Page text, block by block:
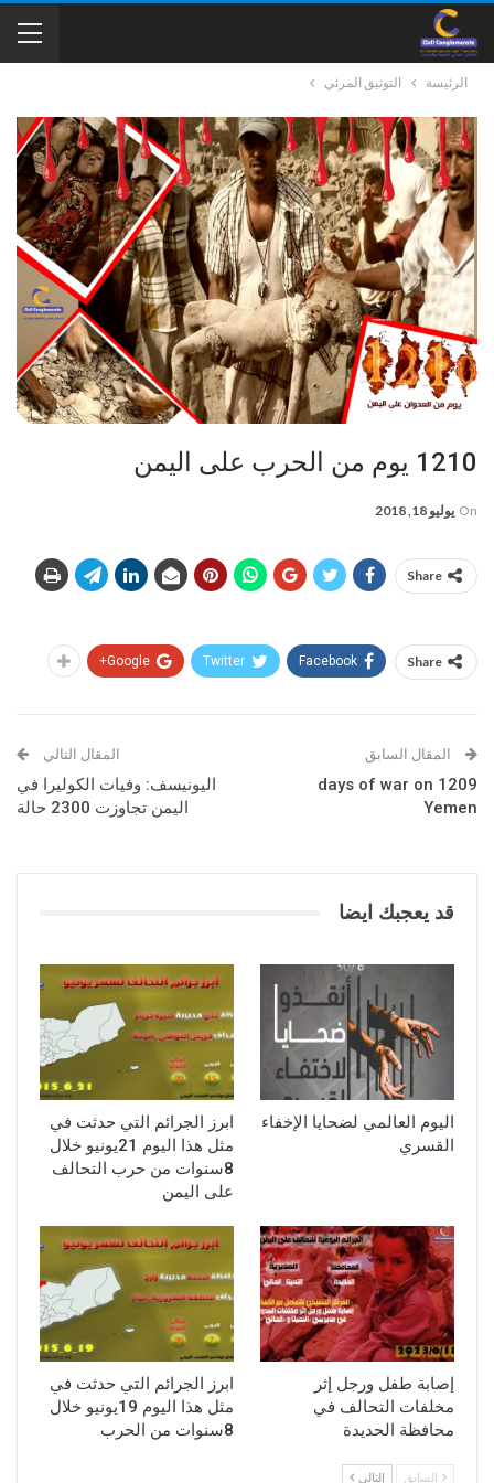
الرئيسة التوثيق المرئي
1210 يوم من الحرب على اليمن
On يوليو 18, 2018
Share
Share
Facebook
Twitter
Google+
المقال السابق
1209 days of war on
Yemen
المقال التالي
اليونيسف: وفيات الكوليرا في
اليمن تجاوزت 2300 حالة
قد يعجبك ايضا
اليوم العالمي لضحايا الإخفاء
القسري
ابرز الجرائم التي حدثت في
مثل هذا اليوم 21يونيو خلال
8سنوات من حرب التحالف
على اليمن
إصابة طفل ورجل إثر
مخلفات التحالف في
محافظة الحديدة
ابرز الجرائم التي حدثت في
مثل هذا اليوم 19يونيو خلال
8سنوات من الحرب
السابق التالي